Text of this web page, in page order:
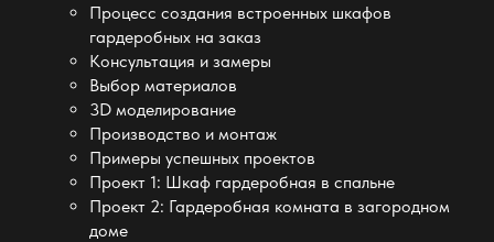
Процесс создания встроенных шкафов
гардеробных на заказ
Консультация и замеры
Выбор материалов
3D моделирование
Производство и монтаж
Примеры успешных проектов
Проект 1: Шкаф гардеробная в спальне
Проект 2: Гардеробная комната в загородном
доме